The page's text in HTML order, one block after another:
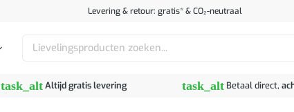
Levering & retour: gratis* & CO₂-neutraal
Zoeken
task_altAltijd gratis levering task_alt Betaal direct,